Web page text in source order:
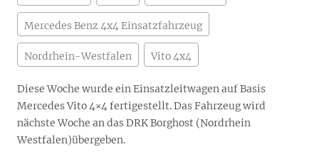
Mercedes Benz 4x4 Einsatzfahrzeug
Nordrhein-Westfalen Vito 4x4
Diese Woche wurde ein Einsatzleitwagen auf Basis
Mercedes Vito 4×4 fertigestellt. Das Fahrzeug wird
nächste Woche an das DRK Borghost (Nordrhein
Westfalen)übergeben.